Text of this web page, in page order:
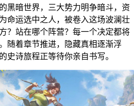
黑暗世界，三大势力明争暗斗，资
命运选中之人，被卷入这场波澜壮
？站在哪个阵营？每一个决定都将
随着章节推进，隐藏真相逐渐浮
史诗旅程正等待你亲自书写。